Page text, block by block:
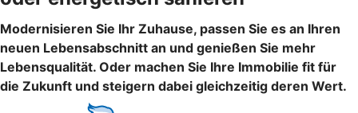
Modernisieren Sie Ihr Zuhause, passen Sie es an Ihren
neuen Lebensabschnitt an und genießen Sie mehr
Lebensqualität. Oder machen Sie Ihre Immobilie fit für
die Zukunft und steigern dabei gleichzeitig deren Wert.